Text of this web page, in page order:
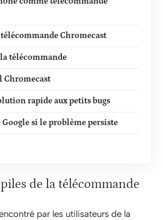
Chromecast
télécommande
Chromecast
rapide aux petits bugs
Google si le problème persiste
de la télécommande
par les utilisateurs de la